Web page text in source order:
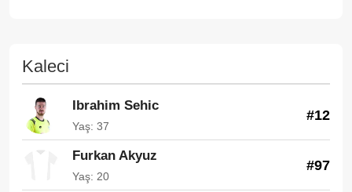
Kaleci
Ibrahim Sehic
Yaş: 37
#12
Furkan Akyuz
Yaş: 20
#97